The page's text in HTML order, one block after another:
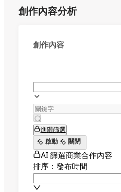
創作內容分析
創作內容
進階篩選
啟動
關閉
AI 篩選商業合作內容
排序：發布時間